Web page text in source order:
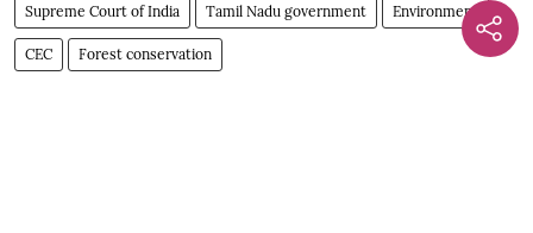
Supreme Court of India Tamil Nadu government Environment
CEC Forest conservation